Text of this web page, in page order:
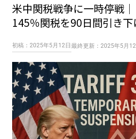
米中関税戦争に一時停戦｜
145％関税を90日間引き
初稿：2025年5月12日 最終更新：2025年5月